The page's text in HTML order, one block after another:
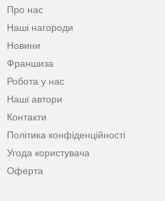
Про нас
Наші нагороди
Новини
Франшиза
Робота у нас
Наші автори
Контакти
Політика конфіденційності
Угода користувача
Оферта